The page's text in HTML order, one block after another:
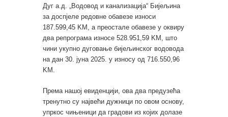
Дуг а.д. „Водовод и канализација“ Бијељина
за доспјеле редовне обавезе износи
187.599,45 KМ, а преостале обавезе у оквиру
два репрограма износе 528.951,59 KМ, што
чини укупно дуговање бијељинског водовода
на дан 30. јуна 2025. у износу од 716.550,96
KМ.
Према нашој евиденцији, ова два предузећа
тренутно су највећи дужници по овом основу,
упркос чињеници да градови из којих долазе